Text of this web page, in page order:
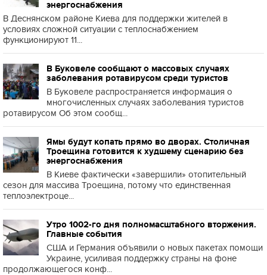
энергоснабжения
В Деснянском районе Киева для поддержки жителей в
условиях сложной ситуации с теплоснабжением
функционируют 11...
В Буковеле сообщают о массовых случаях
заболевания ротавирусом среди туристов
В Буковеле распространяется информация о
многочисленных случаях заболевания туристов
ротавирусом Об этом сообщ...
Ямы будут копать прямо во дворах. Столичная
Троещина готовится к худшему сценарию без
энергоснабжения
В Киеве фактически «завершили» отопительный
сезон для массива Троещина, потому что единственная
теплоэлектроце...
Утро 1002-го дня полномасштабного вторжения.
Главные события
США и Германия объявили о новых пакетах помощи
Украине, усиливая поддержку страны на фоне
продолжающегося конф...